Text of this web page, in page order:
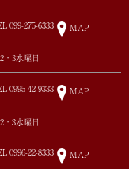
099-275-6333 MAP
・3水曜日
0995-42-9333 MAP
・3水曜日
0996-22-8333 MAP